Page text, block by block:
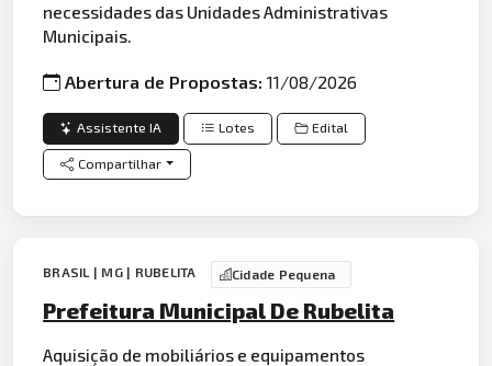
necessidades das Unidades Administrativas
Municipais.
Abertura de Propostas:11/08/2026
Assistente IA Lotes Edital
Compartilhar
BRASIL | MG | RUBELITA Cidade Pequena
Prefeitura Municipal De Rubelita
Aquisição de mobiliários e equipamentos